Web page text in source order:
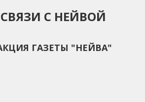
С НЕЙВОЙ
ГАЗЕТЫ "НЕЙВА"